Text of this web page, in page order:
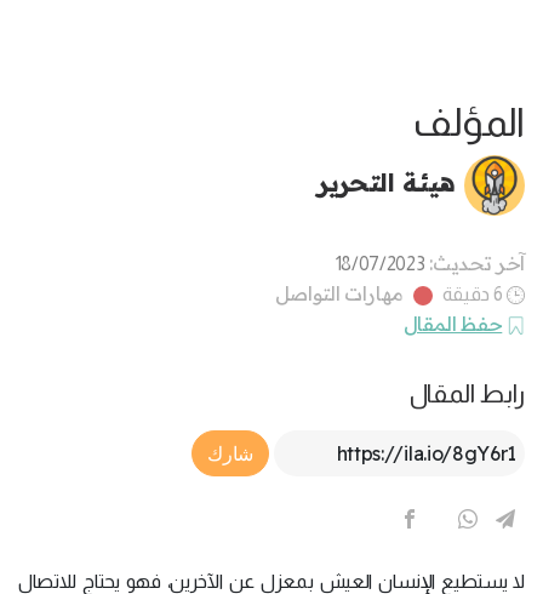
المؤلف
هيئة التحرير
آخر تحديث: 18/07/2023
6 دقيقة
مهارات التواصل
حفظ المقال
رابط المقال
Article Link
شارك
لا يستطيع الإنسان العيش بمعزل عن الآخرين، فهو يحتاج للاتصال